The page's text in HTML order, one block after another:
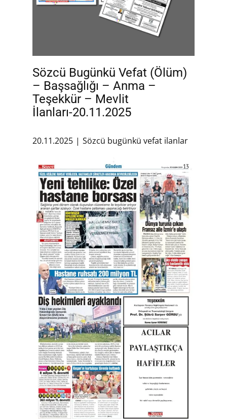
Sözcü Bugünkü Vefat (Ölüm)
– Başsağlığı – Anma –
Teşekkür – Mevlit
İlanları-20.11.2025
20.11.2025 Sözcü bugünkü vefat ilanlar